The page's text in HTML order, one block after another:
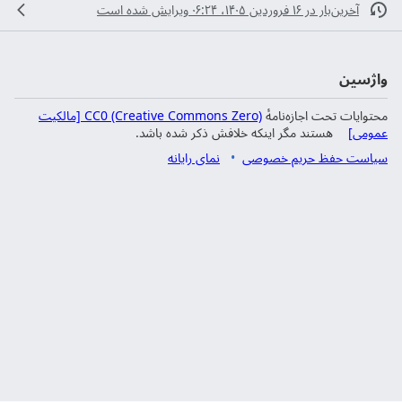
آخرین‌بار در ‏۱۶ فروردین ۱۴۰۵، ‏۰۶:۲۴ ویرایش شده است
واژسین
محتوایات تحت اجازه‌نامهٔ
CC0 (Creative Commons Zero) [مالکیت
عمومی]
هستند مگر اینکه خلافش ذکر شده باشد.
سیاست حفظ حریم خصوصی
نمای رایانه